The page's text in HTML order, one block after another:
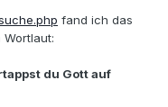
fand ich das
du Gott auf